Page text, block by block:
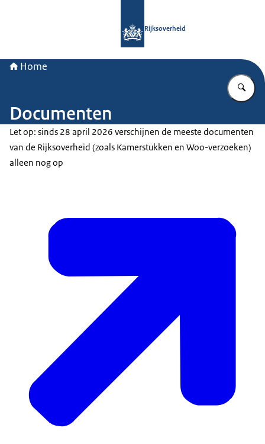
Rijksoverheid
Home
Documenten
Let op: sinds 28 april 2026 verschijnen de meeste documenten
van de Rijksoverheid (zoals Kamerstukken en Woo-verzoeken)
alleen nog op